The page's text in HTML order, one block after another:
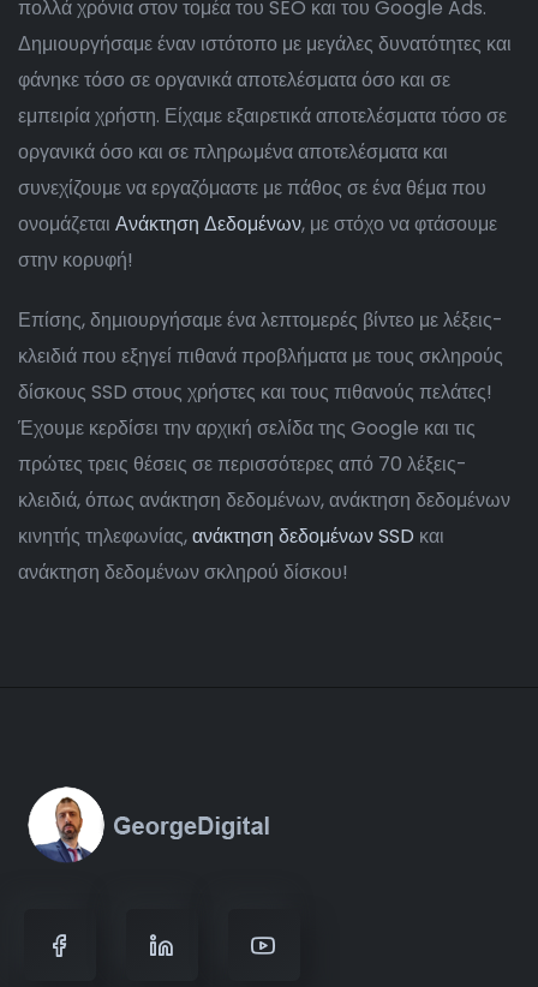
πολλά χρόνια στον τομέα του SEO και του Google Ads.
Δημιουργήσαμε έναν ιστότοπο με μεγάλες δυνατότητες και
φάνηκε τόσο σε οργανικά αποτελέσματα όσο και σε
εμπειρία χρήστη. Είχαμε εξαιρετικά αποτελέσματα τόσο σε
οργανικά όσο και σε πληρωμένα αποτελέσματα και
συνεχίζουμε να εργαζόμαστε με πάθος σε ένα θέμα που
ονομάζεται Ανάκτηση Δεδομένων, με στόχο να φτάσουμε
στην κορυφή!
Επίσης, δημιουργήσαμε ένα λεπτομερές βίντεο με λέξεις-
κλειδιά που εξηγεί πιθανά προβλήματα με τους σκληρούς
δίσκους SSD στους χρήστες και τους πιθανούς πελάτες!
Έχουμε κερδίσει την αρχική σελίδα της Google και τις
πρώτες τρεις θέσεις σε περισσότερες από 70 λέξεις-
κλειδιά, όπως ανάκτηση δεδομένων, ανάκτηση δεδομένων
κινητής τηλεφωνίας,ανάκτηση δεδομένων SSD και
ανάκτηση δεδομένων σκληρού δίσκου!